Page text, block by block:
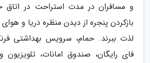
و مسافران در مدت استراحت در اتاق
بازکردن پنجره از دیدن منظره دریا و هوای
لذت ببرند. حمام، سرویس بهداشتی
فای رایگان، صندوق امانات،